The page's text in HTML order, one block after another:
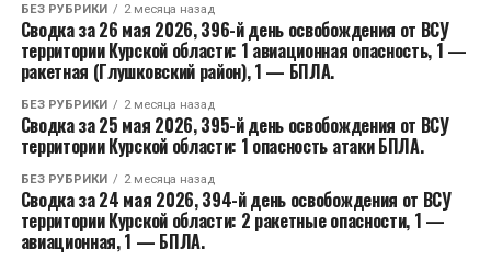
БЕЗ РУБРИКИ 2 месяца назад
Сводка за 26 мая 2026, 396-й день освобождения от ВСУ
территории Курской области: 1 авиационная опасность, 1 —
ракетная (Глушковский район), 1 — БПЛА.
БЕЗ РУБРИКИ 2 месяца назад
Сводка за 25 мая 2026, 395-й день освобождения от ВСУ
территории Курской области: 1 опасность атаки БПЛА.
БЕЗ РУБРИКИ 2 месяца назад
Сводка за 24 мая 2026, 394-й день освобождения от ВСУ
территории Курской области: 2 ракетные опасности, 1 —
авиационная, 1 — БПЛА.